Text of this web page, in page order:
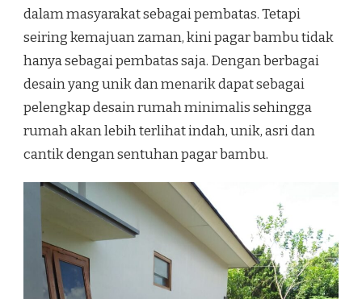
dalam masyarakat sebagai pembatas. Tetapi
seiring kemajuan zaman, kini pagar bambu tidak
hanya sebagai pembatas saja. Dengan berbagai
desain yang unik dan menarik dapat sebagai
pelengkap desain rumah minimalis sehingga
rumah akan lebih terlihat indah, unik, asri dan
cantik dengan sentuhan pagar bambu.